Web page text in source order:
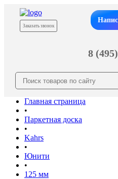
Заказать звонок
8
Главная страница
•
Паркетная доска
•
Kahrs
•
Юнити
•
125 мм